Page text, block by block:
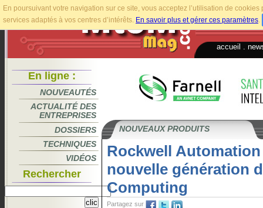
En poursuivant votre navigation sur ce site, vous acceptez l’utilisation de
services adaptés à vos centres d’intérêts. En savoir plus et gérer ces paramètres.
accueil
En ligne :
NOUVEAUTÉS
ACTUALITÉ DES
ENTREPRISES
DOSSIERS
TECHNIQUES
VIDÉOS
Rechercher
NOUVEAUX PRODUITS
Rockwell
nouvelle génération
Computing
Partagez sur